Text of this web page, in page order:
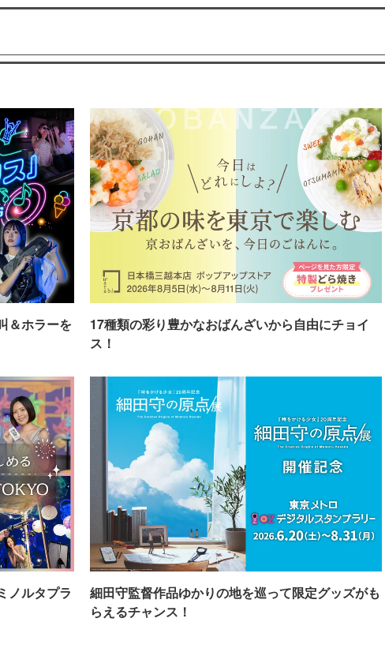
＆ホラーを
17種類の彩り豊かなおばんざいから自由にチョイ
ス！
ノルタプラ
細田守監督作品ゆかりの地を巡って限定グッズがも
らえるチャンス！